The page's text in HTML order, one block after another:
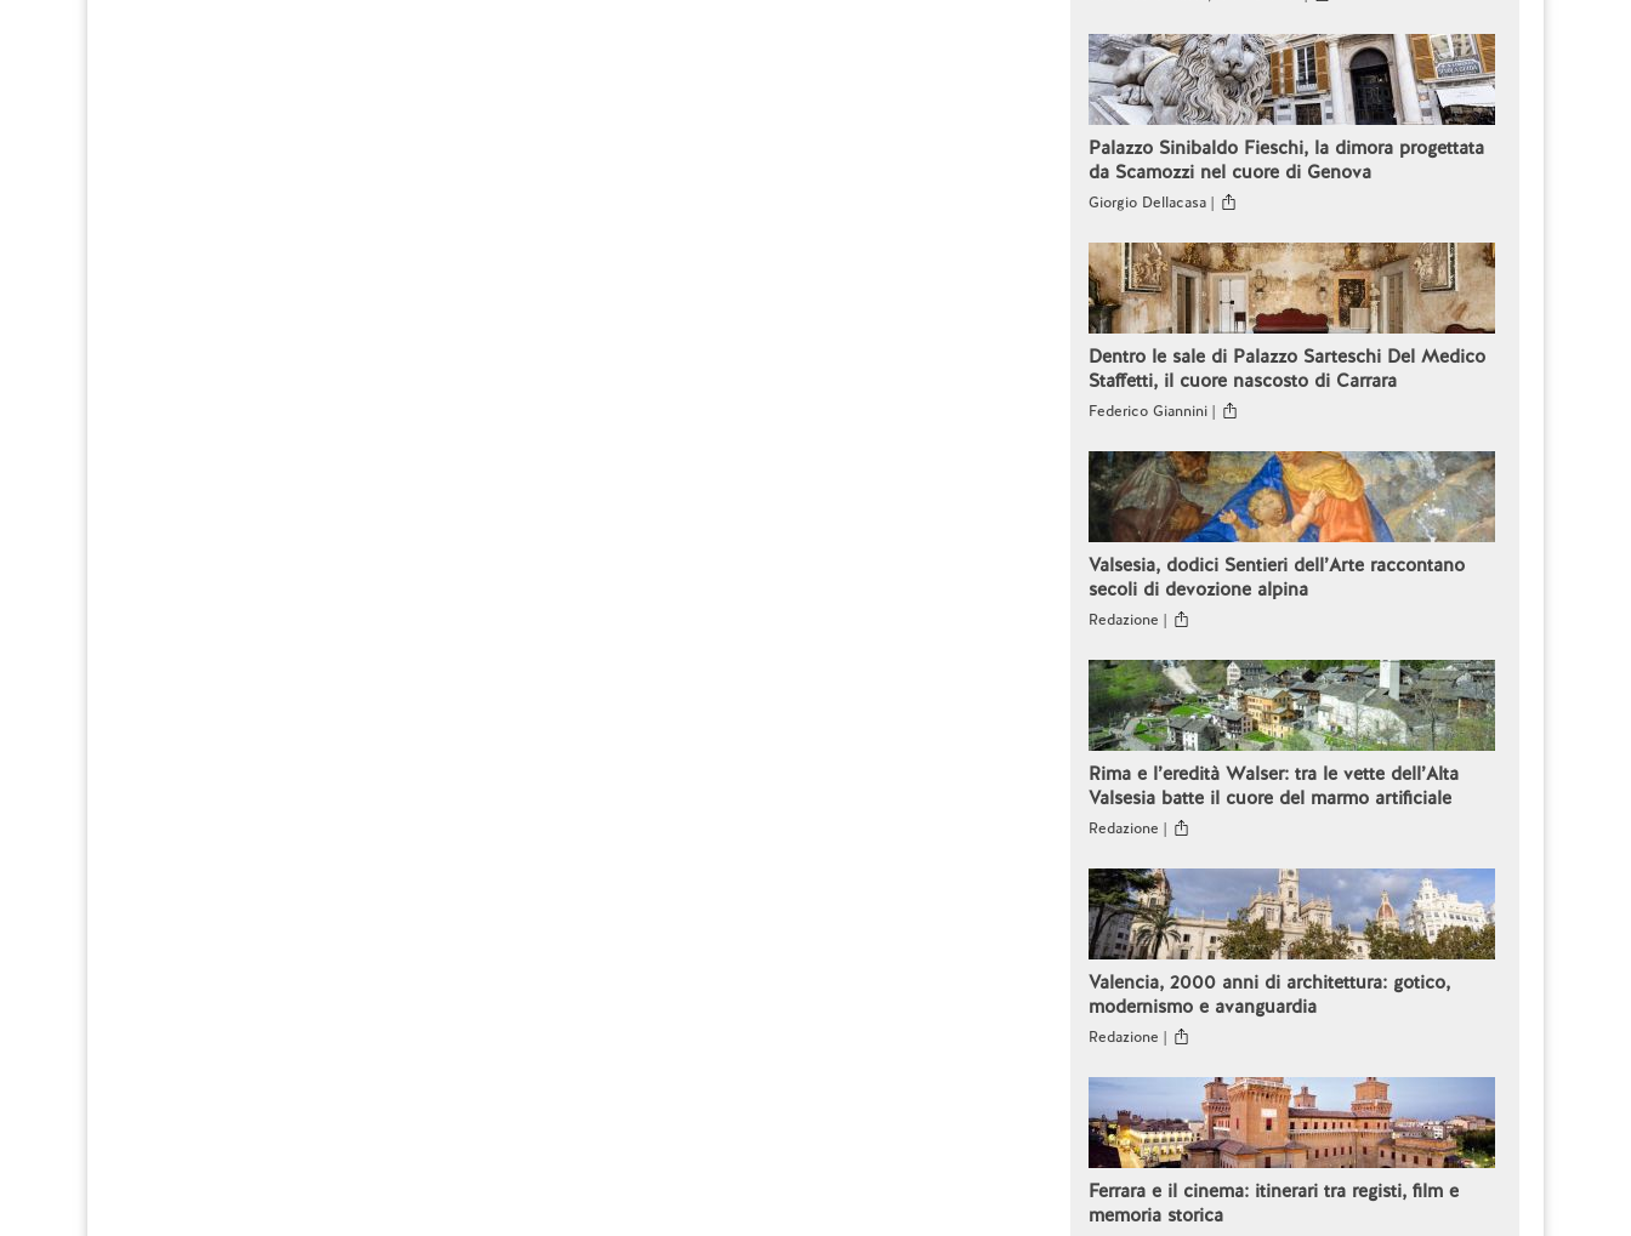
Palazzo Sinibaldo Fieschi, la dimora progettata
da Scamozzi nel cuore di Genova
Giorgio Dellacasa |
Dentro le sale di Palazzo Sarteschi Del Medico
Staffetti, il cuore nascosto di Carrara
Federico Giannini |
Valsesia, dodici Sentieri dell’Arte raccontano
secoli di devozione alpina
Redazione |
Rima e l’eredità Walser: tra le vette dell’Alta
Valsesia batte il cuore del marmo artificiale
Redazione |
Valencia, 2000 anni di architettura: gotico,
modernismo e avanguardia
Redazione |
Ferrara e il cinema: itinerari tra registi, film e
memoria storica